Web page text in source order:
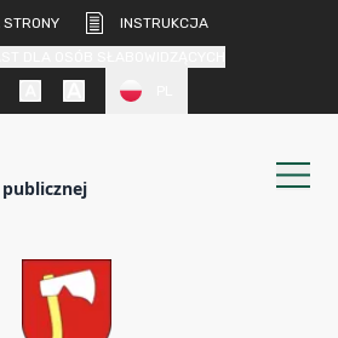
INSTRUKCJA